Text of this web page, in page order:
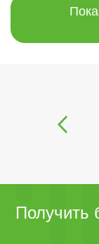
Получить